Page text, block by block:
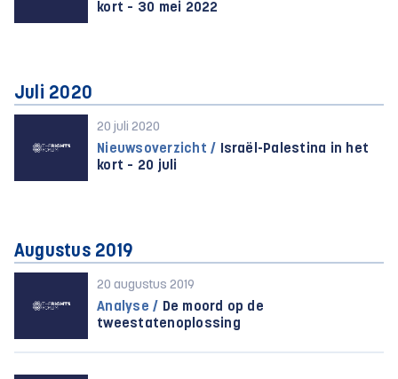
kort – 30 mei 2022
Juli 2020
20 juli 2020
Nieuwsoverzicht / Israël-Palestina in het
kort – 20 juli
Augustus 2019
20 augustus 2019
Analyse / De moord op de
tweestatenoplossing